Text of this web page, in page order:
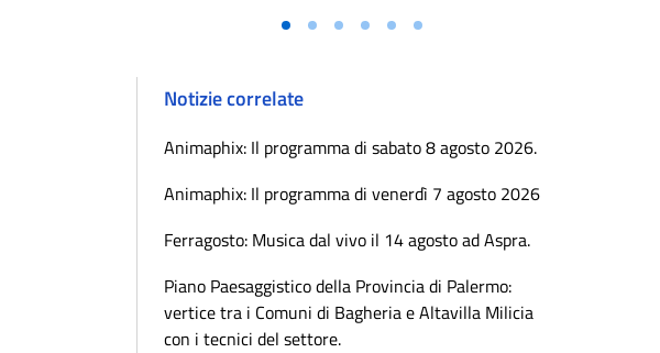
Notizie correlate
Animaphix: Il programma di sabato 8 agosto 2026.
Animaphix: Il programma di venerdì 7 agosto 2026
Ferragosto: Musica dal vivo il 14 agosto ad Aspra.
Piano Paesaggistico della Provincia di Palermo:
vertice tra i Comuni di Bagheria e Altavilla Milicia
con i tecnici del settore.